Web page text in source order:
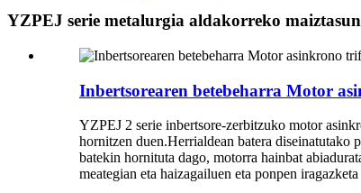
YZPEJ serie metalurgia aldakorreko
Inbertsorearen betebeharra Motor
YZPEJ 2 serie inbertsore-zerbitzuko motor
hornitzen duen.Herrialdean batera diseinatutako
batekin hornituta dago, motorra hainbat
meategian eta haizagailuen eta ponpen